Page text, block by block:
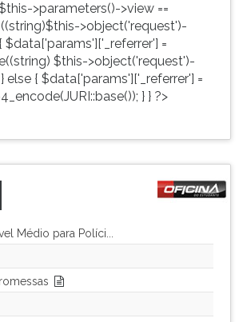
>parameters()->view ==
>object('request')-
$data['params']['_referrer'] =
$this->object('request')-
else { $data['params']['_referrer'] =
} } ?>
Médio para Políci...